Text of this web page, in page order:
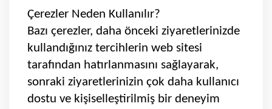
Çerezler Neden Kullanılır?
Bazı çerezler, daha önceki ziyaretlerinizde
kullandığınız tercihlerin web sitesi
tarafından hatırlanmasını sağlayarak,
sonraki ziyaretlerinizin çok daha kullanıcı
dostu ve kişiselleştirilmiş bir deneyim